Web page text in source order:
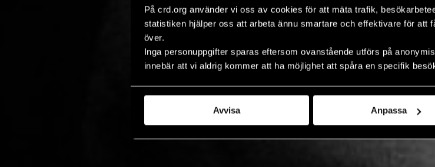
På crd.org använder vi oss av cookies för att mäta trafik,
statistiken hjälper oss att arbeta ännu smartare och effektivare för att
över.
Inga personuppgifter sparas eftersom ovanstående utförs på
innebär att vi aldrig kommer att ha möjlighet att spåra en specifik
Avvisa Anpassa